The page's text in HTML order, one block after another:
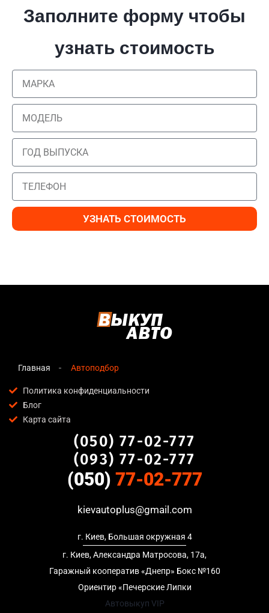
Заполните форму чтобы
узнать стоимость
УЗНАТЬ СТОИМОСТЬ
Главная Автоподбор
Политика конфиденциальности
Блог
Карта сайта
(050) 77-02-777
(093) 77-02-777
(050) 77-02-777
kievautoplus@gmail.com
г. Киев, Большая окружная 4
г. Киев, Александра Матросова, 17а,
Гаражный кооператив «Днепр» Бокс №160
Ориентир «Печерские Липки
Автовыкуп VIP